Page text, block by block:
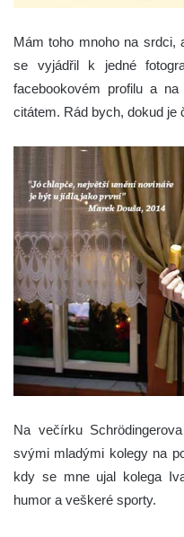
Mám toho mnoho na srdci,
se vyjádřil k jedné
facebookovém profilu a
citátem. Rád bych, dokud je
Na večírku
svými mladými kolegy na
kdy se mne ujal kolega
humor a veškeré sporty.